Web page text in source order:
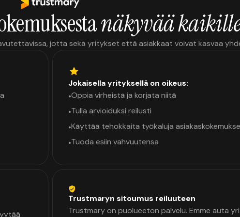
näkyvää
jotta sekä yritykset että asiakkaat voivat kasvaa
Jokaisella yrityksellä on oikeus:
•Oppia virheistä ja korjata niitä
•Tulla arvioiduksi reilusti
•Käyttää tehokkaita työkaluja
•Tuoda esiin vahvuutensa
Trustmaryn sitoumus reiluuteen
Trustmary on puolueeton palvelu. Emme auta